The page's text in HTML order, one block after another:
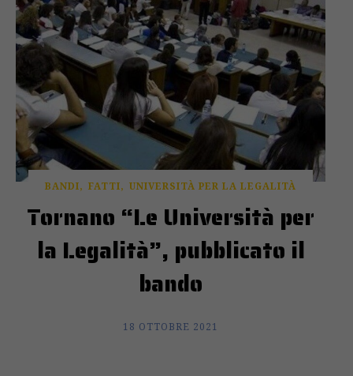
BANDI FATTI UNIVERSITÀ PER LA LEGALITÀ
Tornano “Le Università per
la Legalità”, pubblicato il
bando
18 OTTOBRE 2021